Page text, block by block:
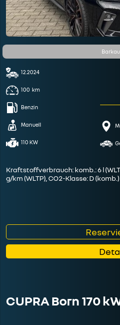
12.2024
100 km
Benzin
Manuell
110 KW
Kraftstoffverbrauch: komb.: 6 l
g/km (WLTP), CO2-Klasse: D (komb.)
CUPRA Born 170